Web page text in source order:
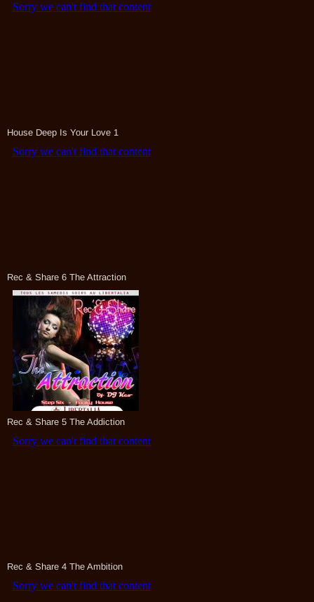
House Deep Is Your Love 1
Rec & Share 6 The Attraction
Rec & Share 5 The Addiction
Rec & Share 4 The Ambition